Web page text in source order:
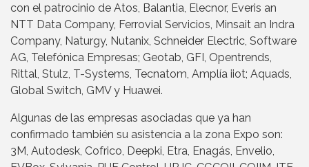
con el patrocinio de Atos, Balantia, Elecnor, Everis an
NTT Data Company, Ferrovial Servicios, Minsait an Indra
Company, Naturgy, Nutanix, Schneider Electric, Software
AG, Telefónica Empresas; Geotab, GFI, Opentrends,
Rittal, Stulz, T-Systems, Tecnatom, Amplía iiot; Aquads,
Global Switch, GMV y Huawei.
Algunas de las empresas asociadas que ya han
confirmado también su asistencia a la zona Expo son:
3M, Autodesk, Cofrico, Deepki, Etra, Enagás, Envelio,